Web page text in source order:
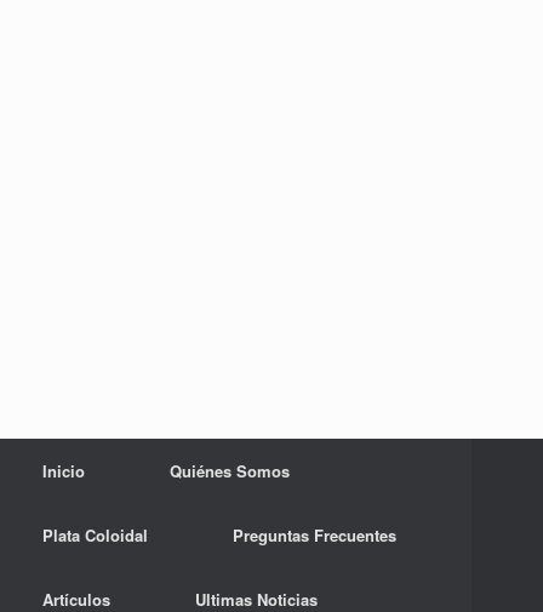
Inicio Quiénes Somos
Plata Coloidal Preguntas Frecuentes
Artículos Ultimas Noticias